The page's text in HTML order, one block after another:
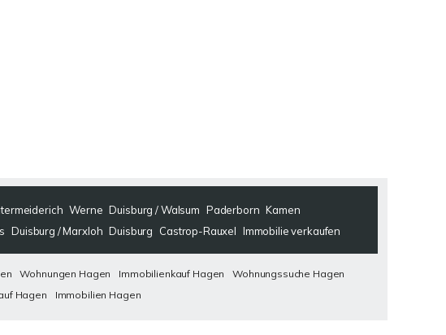
Werne Duisburg / Walsum Paderborn Kamen
Duisburg / Marxloh Duisburg Castrop-Rauxel Immobilie verkaufen
Wohnungen Hagen Immobilienkauf Hagen
Wohnungssuche Hagen
Hagen Immobilien Hagen